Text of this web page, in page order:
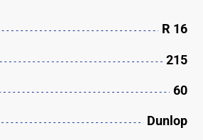
R 16
215
60
Dunlop